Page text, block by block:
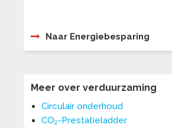
Naar Energiebesparing
Meer over verduurzaming
Circulair onderhoud
CO2-Prestatieladder